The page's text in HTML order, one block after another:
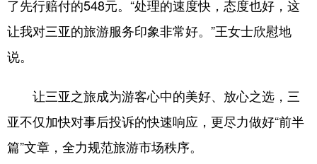
了先行赔付的548元。“处理的速度快，态度也好，这
让我对三亚的旅游服务印象非常好。”王女士欣慰地
说。
让三亚之旅成为游客心中的美好、放心之选，三
亚不仅加快对事后投诉的快速响应，更尽力做好“前半
篇”文章，全力规范旅游市场秩序。